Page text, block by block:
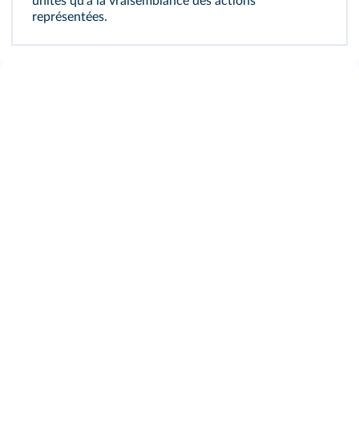
représentées.